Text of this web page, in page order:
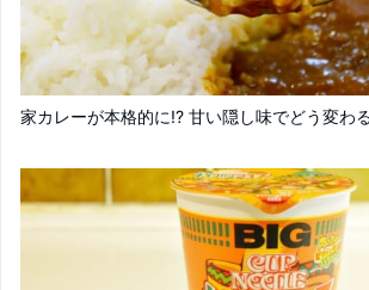
家カレーが本格的に!? 甘い隠し味でどう変わ